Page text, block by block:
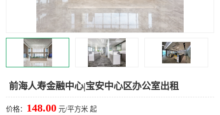
前海人寿金融中心|宝安中心区办公室出租
价格： 148.00 元/平方米 起
罗湖区
宝安区 西乡
兴东 石岩